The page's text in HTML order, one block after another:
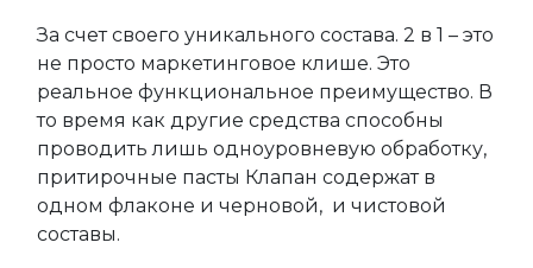
За счет своего уникального состава. 2 в 1 – это
не просто маркетинговое клише. Это
реальное функциональное преимущество. В
то время как другие средства способны
проводить лишь одноуровневую обработку,
притирочные пасты Клапан содержат в
одном флаконе и черновой, и чистовой
составы.